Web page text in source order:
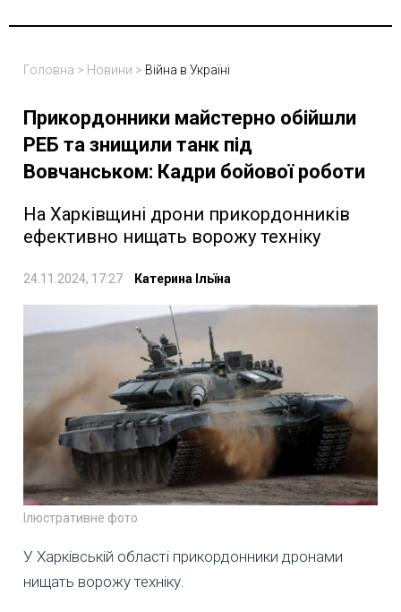
Головна > Новини > Війна в Україні
Прикордонники майстерно обійшли
РЕБ та знищили танк під
Вовчанськом: Кадри бойової роботи
На Харківщині дрони прикордонників
ефективно нищать ворожу техніку
24.11.2024, 17:27 Катерина Ільїна
Ілюстративне фото
У Харківській області прикордонники дронами
нищать ворожу техніку.